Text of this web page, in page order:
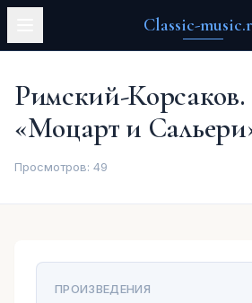
Classic-
Римский-
«Моцарт и
Просмотров: 49
ПРОИЗВЕДЕНИЯ